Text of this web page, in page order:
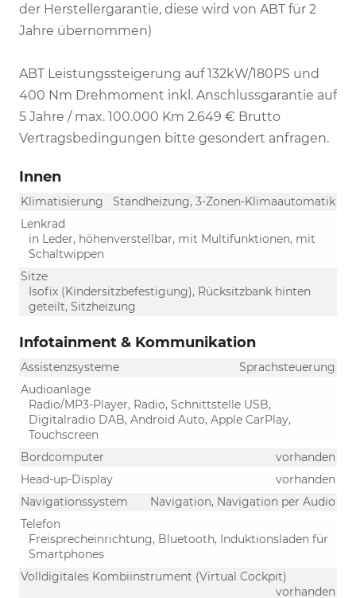
der Herstellergarantie, diese wird von ABT für 2
Jahre übernommen)
ABT Leistungssteigerung auf 132kW/180PS und
400 Nm Drehmoment inkl. Anschlussgarantie auf
5 Jahre / max. 100.000 Km 2.649 € Brutto
Vertragsbedingungen bitte gesondert anfragen.
Innen
Klimatisierung
Standheizung, 3-Zonen-Klimaautomatik
Lenkrad
in Leder, höhenverstellbar, mit Multifunktionen, mit
Schaltwippen
Sitze
Isofix (Kindersitzbefestigung), Rücksitzbank hinten
geteilt, Sitzheizung
Infotainment & Kommunikation
Assistenzsysteme
Sprachsteuerung
Audioanlage
Radio/MP3-Player, Radio, Schnittstelle USB,
Digitalradio DAB, Android Auto, Apple CarPlay,
Touchscreen
Bordcomputer
vorhanden
Head-up-Display
vorhanden
Navigationssystem
Navigation, Navigation per Audio
Telefon
Freisprecheinrichtung, Bluetooth, Induktionsladen für
Smartphones
Volldigitales Kombiinstrument (Virtual Cockpit)
vorhanden